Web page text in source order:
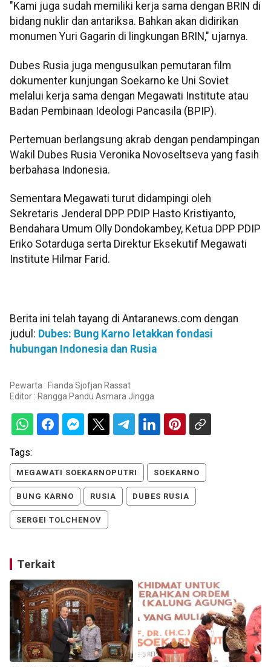
"Kami juga sudah memiliki kerja sama dengan BRIN di
bidang nuklir dan antariksa. Bahkan akan didirikan
monumen Yuri Gagarin di lingkungan BRIN," ujarnya.
Dubes Rusia juga mengusulkan pemutaran film
dokumenter kunjungan Soekarno ke Uni Soviet
melalui kerja sama dengan Megawati Institute atau
Badan Pembinaan Ideologi Pancasila (BPIP).
Pertemuan berlangsung akrab dengan pendampingan
Wakil Dubes Rusia Veronika Novoseltseva yang fasih
berbahasa Indonesia.
Sementara Megawati turut didampingi oleh
Sekretaris Jenderal DPP PDIP Hasto Kristiyanto,
Bendahara Umum Olly Dondokambey, Ketua DPP PDIP
Eriko Sotarduga serta Direktur Eksekutif Megawati
Institute Hilmar Farid.
Berita ini telah tayang di Antaranews.com dengan
judul: Dubes: Bung Karno letakkan fondasi
hubungan Indonesia dan Rusia
Pewarta : Fianda Sjofjan Rassat
Editor : Rangga Pandu Asmara Jingga
Tags:
MEGAWATI SOEKARNOPUTRI SOEKARNO
BUNG KARNO RUSIA DUBES RUSIA
SERGEI TOLCHENOV
Terkait